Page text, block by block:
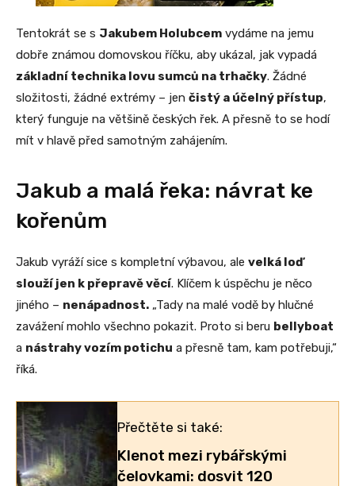
Tentokrát se s Jakubem Holubcem vydáme na jemu
dobře známou domovskou říčku, aby ukázal, jak vypadá
základní technika lovu sumců na trhačky. Žádné
složitosti, žádné extrémy – jen čistý a účelný přístup,
který funguje na většině českých řek. A přesně to se hodí
mít v hlavě před samotným zahájením.
Jakub a malá řeka: návrat ke
kořenům
Jakub vyráží sice s kompletní výbavou, ale velká loď
slouží jen k přepravě věcí. Klíčem k úspěchu je něco
jiného – nenápadnost. „Tady na malé vodě by hlučné
zavážení mohlo všechno pokazit. Proto si beru bellyboat
a nástrahy vozím potichu a přesně tam, kam potřebuji,“
říká.
Přečtěte si také:
Klenot mezi rybářskými
čelovkami: dosvit 120